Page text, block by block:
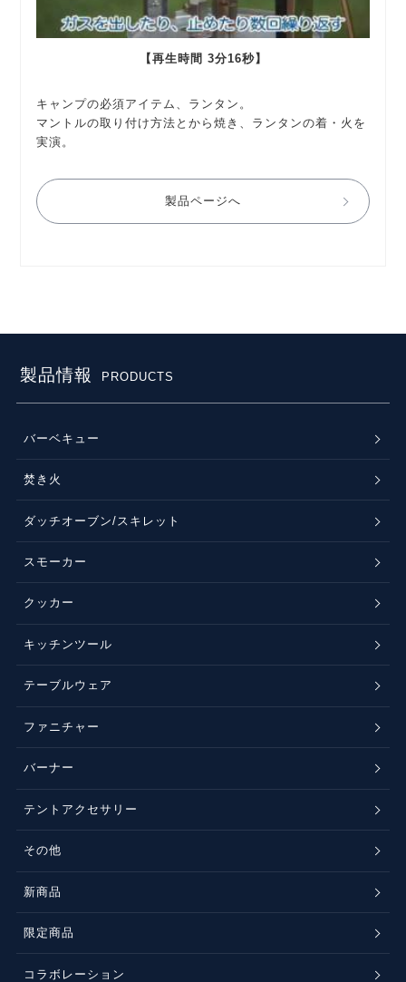
【再生時間 3分16秒】
キャンプの必須アイテム、ランタン。
マントルの取り付け方法とから焼き、ランタンの着・火を
実演。
製品ページへ
製品情報 PRODUCTS
バーベキュー
焚き火
ダッチオーブン/スキレット
スモーカー
クッカー
キッチンツール
テーブルウェア
ファニチャー
バーナー
テントアクセサリー
その他
新商品
限定商品
コラボレーション